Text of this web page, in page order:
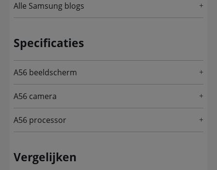
Alle Samsung blogs
Specificaties
A56 beeldscherm
A56 camera
A56 processor
Vergelijken